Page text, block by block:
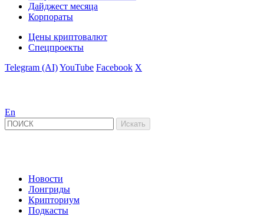
Дайджест месяца
Корпораты
Цены криптовалют
Спецпроекты
Telegram (AI)YouTube Facebook X
En
Новости
Лонгриды
Крипториум
Подкасты